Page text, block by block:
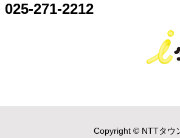
025-271-2212
Copyright © NTTタウ